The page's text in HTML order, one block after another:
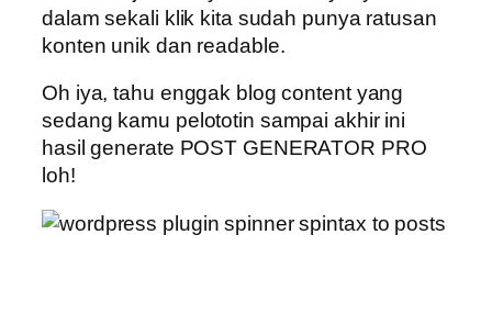
dalam sekali klik kita sudah punya ratusan
konten unik dan readable.
Oh iya, tahu enggak blog content yang
sedang kamu pelototin sampai akhir ini
hasil generate POST GENERATOR PRO
loh!